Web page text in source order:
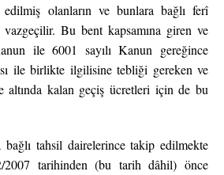
olanların ve bunlara bağlı ferî
vazgeçilir. Bu bent kapsamına giren ve
ile 6001 sayılı Kanun gereğince
ile birlikte ilgilisine tebliği gereken ve
altında kalan geçiş ücretleri için de bu
bağlı tahsil dairelerince takip edilmekte
2007 tarihinden (bu tarih dâhil) önce